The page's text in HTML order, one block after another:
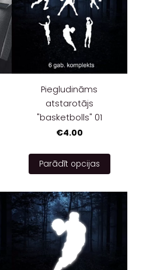
Piegludināms
atstarotājs
"basketbolls" 01
€4.00
Parādīt opcijas